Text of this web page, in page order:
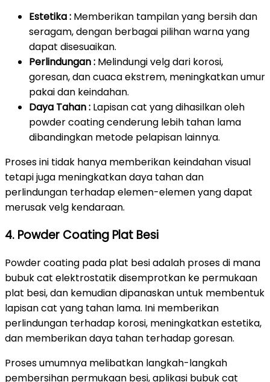
Estetika : Memberikan tampilan yang bersih dan
seragam, dengan berbagai pilihan warna yang
dapat disesuaikan.
Perlindungan : Melindungi velg dari korosi,
goresan, dan cuaca ekstrem, meningkatkan umur
pakai dan keindahan.
Daya Tahan : Lapisan cat yang dihasilkan oleh
powder coating cenderung lebih tahan lama
dibandingkan metode pelapisan lainnya.
Proses ini tidak hanya memberikan keindahan visual
tetapi juga meningkatkan daya tahan dan
perlindungan terhadap elemen-elemen yang dapat
merusak velg kendaraan.
4. Powder Coating Plat Besi
Powder coating pada plat besi adalah proses di mana
bubuk cat elektrostatik disemprotkan ke permukaan
plat besi, dan kemudian dipanaskan untuk membentuk
lapisan cat yang tahan lama. Ini memberikan
perlindungan terhadap korosi, meningkatkan estetika,
dan memberikan daya tahan terhadap goresan.
Proses umumnya melibatkan langkah-langkah
pembersihan permukaan besi, aplikasi bubuk cat